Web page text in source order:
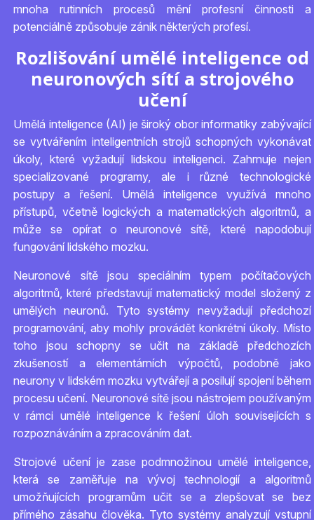
mnoha rutinních procesů mění profesní činnosti a
potenciálně způsobuje zánik některých profesí.
Rozlišování umělé inteligence od
neuronových sítí a strojového
učení
Umělá inteligence (AI) je široký obor informatiky zabývající
se vytvářením inteligentních strojů schopných vykonávat
úkoly, které vyžadují lidskou inteligenci. Zahrnuje nejen
specializované programy, ale i různé technologické
postupy a řešení. Umělá inteligence využívá mnoho
přístupů, včetně logických a matematických algoritmů, a
může se opírat o neuronové sítě, které napodobují
fungování lidského mozku.
Neuronové sítě jsou speciálním typem počítačových
algoritmů, které představují matematický model složený z
umělých neuronů. Tyto systémy nevyžadují předchozí
programování, aby mohly provádět konkrétní úkoly. Místo
toho jsou schopny se učit na základě předchozích
zkušeností a elementárních výpočtů, podobně jako
neurony v lidském mozku vytvářejí a posilují spojení během
procesu učení. Neuronové sítě jsou nástrojem používaným
v rámci umělé inteligence k řešení úloh souvisejících s
rozpoznáváním a zpracováním dat.
Strojové učení je zase podmnožinou umělé inteligence,
která se zaměřuje na vývoj technologií a algoritmů
umožňujících programům učit se a zlepšovat se bez
přímého zásahu člověka. Tyto systémy analyzují vstupní